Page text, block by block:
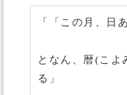
「「この月、日
となん、暦(こよ
る」